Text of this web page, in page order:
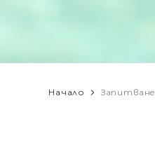
Начало Запитване